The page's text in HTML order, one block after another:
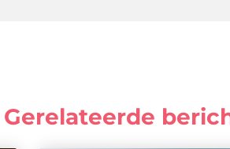
Gerelateerde